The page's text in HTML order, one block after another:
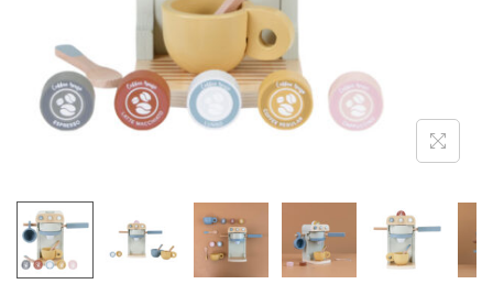
i
o
n